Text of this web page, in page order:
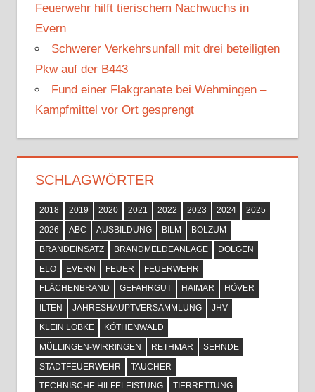
Feuerwehr hilft tierischem Nachwuchs in
Evern
Schwerer Verkehrsunfall mit drei beteiligten
Pkw auf der B443
Fund einer Flakgranate bei Wehmingen –
Kampfmittel vor Ort gesprengt
SCHLAGWÖRTER
2018 2019 2020 2021 2022 2023 2024
2025
2026
ABC AUSBILDUNG BILM
BOLZUM
BRANDEINSATZ
BRANDMELDEANLAGE
DOLGEN
ELO
EVERN FEUER
FEUERWEHR
FLÄCHENBRAND
GEFAHRGUT HAIMAR
HÖVER
ILTEN
JAHRESHAUPTVERSAMMLUNG
JHV
KLEIN LOBKE
KÖTHENWALD
MÜLLINGEN-WIRRINGEN
RETHMAR
SEHNDE
STADTFEUERWEHR
TAUCHER
TECHNISCHE HILFELEISTUNG
TIERRETTUNG